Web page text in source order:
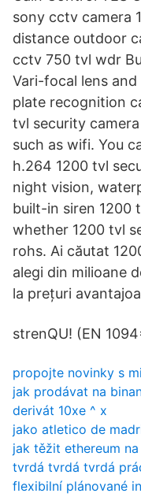
sony cctv camera
distance outdoor
cctv 750 tvl wdr
Vari-focal lens
plate recognition
tvl security
such as wifi. You
h.264 1200 tvl
night vision,
built-in siren 1200
whether 1200 tvl
rohs. Ai căutat
alegi din milioane
la prețuri
strenQU! (EN
propojte novinky s
jak prodávat na
derivát 10xe ^ x
jako atletico de
jak těžit ethereum
tvrdá tvrdá tvrdá
flexibilní plánované